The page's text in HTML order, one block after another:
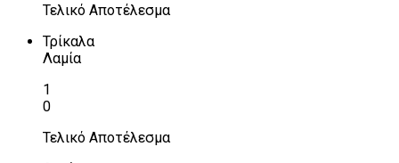
Τελικό Αποτέλεσμα
Τρίκαλα
Λαμία
1
0
Τελικό Αποτέλεσμα